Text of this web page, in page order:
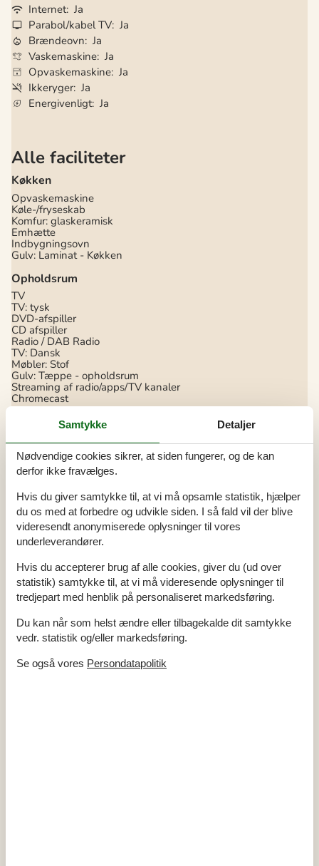
Internet Ja
Parabol/kabel TV Ja
Brændeovn Ja
Vaskemaskine Ja
Opvaskemaskine Ja
Ikkeryger Ja
Energivenligt Ja
Alle faciliteter
Køkken
Opvaskemaskine
Køle-/fryseskab
Komfur: glaskeramisk
Emhætte
Indbygningsovn
Gulv: Laminat - Køkken
Opholdsrum
TV
TV: tysk
DVD-afspiller
CD afspiller
Radio / DAB Radio
TV: Dansk
Møbler: Stof
Gulv: Tæppe - opholdsrum
Streaming af radio/apps/TV kanaler
Chromecast
Dobbeltseng 2
Køjeseng 1
Soverum 3
Sovepladser 6
Baderum
Toilet 1
Sauna
Gulvvarme - baderum
Bruser
Gulv i baderum: Klinker
Håndvask
Koncepter
Skiftedag: Lørdag
Byggeår 1978
Samtykke Detaljer
Nødvendige cookies sikrer, at siden fungerer, og de kan
derfor ikke fravælges.
Hvis du giver samtykke til, at vi må opsamle statistik, hjælper
du os med at forbedre og udvikle siden. I så fald vil der blive
videresendt anonymiserede oplysninger til vores
underleverandører.
Hvis du accepterer brug af alle cookies, giver du (ud over
statistik) samtykke til, at vi må videresende oplysninger til
tredjepart med henblik på personaliseret markedsføring.
Du kan når som helst ændre eller tilbagekalde dit samtykke
vedr. statistik og/eller markedsføring.
Se også vores Persondatapolitik